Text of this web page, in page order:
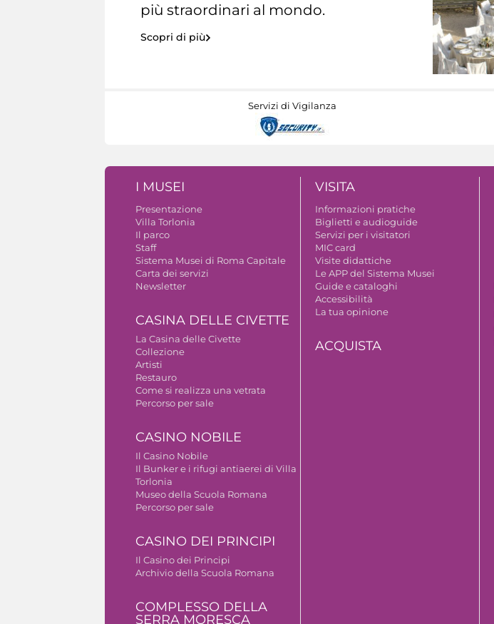
più straordinari al mondo.
Scopri di più
Servizi di Vigilanza
I MUSEI
Presentazione
Villa Torlonia
Il parco
Staff
Sistema Musei di Roma Capitale
Carta dei servizi
Newsletter
CASINA DELLE CIVETTE
La Casina delle Civette
Collezione
Artisti
Restauro
Come si realizza una vetrata
Percorso per sale
CASINO NOBILE
Il Casino Nobile
Il Bunker e i rifugi antiaerei di Villa
Torlonia
Museo della Scuola Romana
Percorso per sale
CASINO DEI PRINCIPI
Il Casino dei Principi
Archivio della Scuola Romana
COMPLESSO DELLA
SERRA MORESCA
VISITA
Informazioni pratiche
Biglietti e audioguide
Servizi per i visitatori
MIC card
Visite didattiche
Le APP del Sistema Musei
Guide e cataloghi
Accessibilità
La tua opinione
ACQUISTA